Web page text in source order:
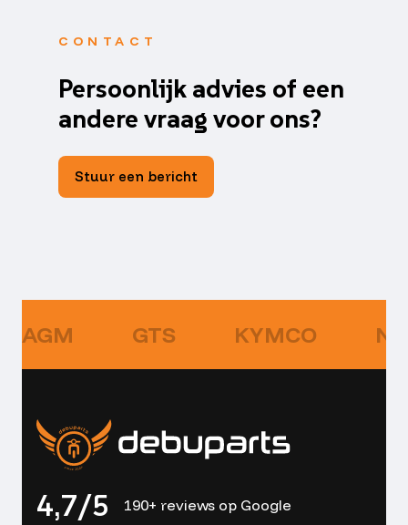
CONTACT
Persoonlijk advies of een
andere vraag voor ons?
Stuur een bericht
AGM GTS KYMCO
4,7/5 190+ reviews op Google